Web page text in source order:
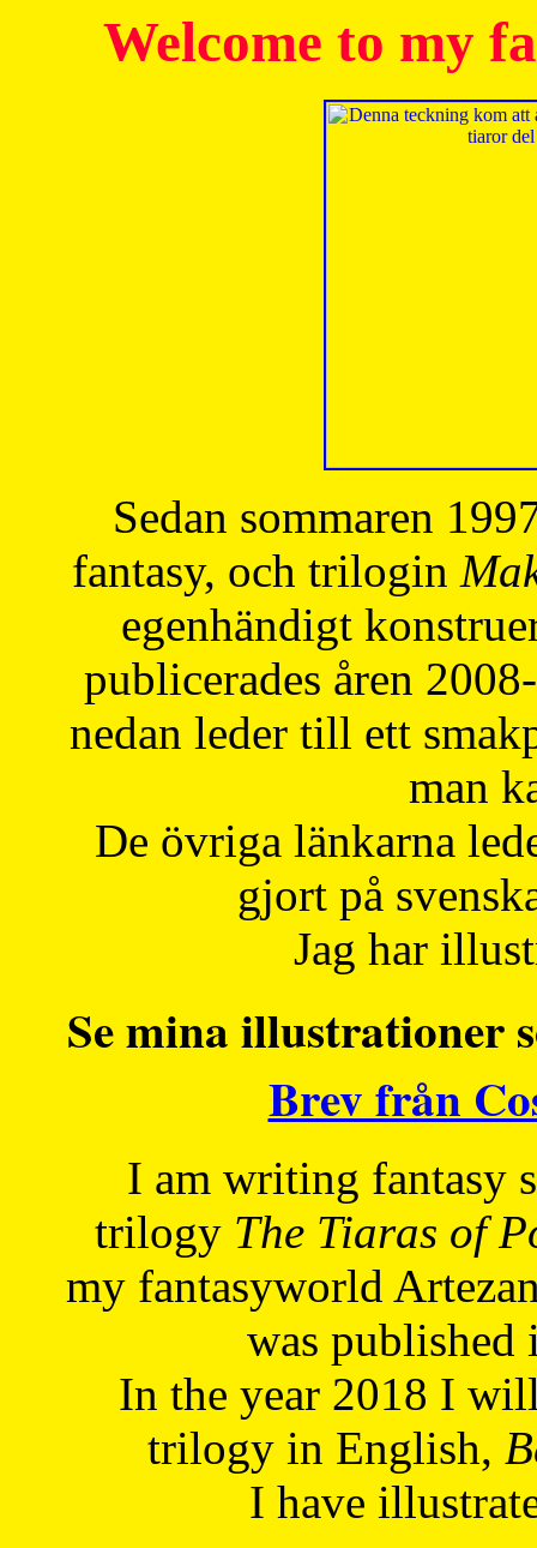
Welcome to my
Sedan sommaren
fantasy, och trilogin
egenhändigt
publicerades åren
nedan leder till ett
man
De övriga länkarna
gjort på
Jag har
Se mina illustrationer
Brev från
I am writing fantasy
trilogy The Tiaras of
my fantasyworld
was published
In the year 2018 I
trilogy in English,
I have